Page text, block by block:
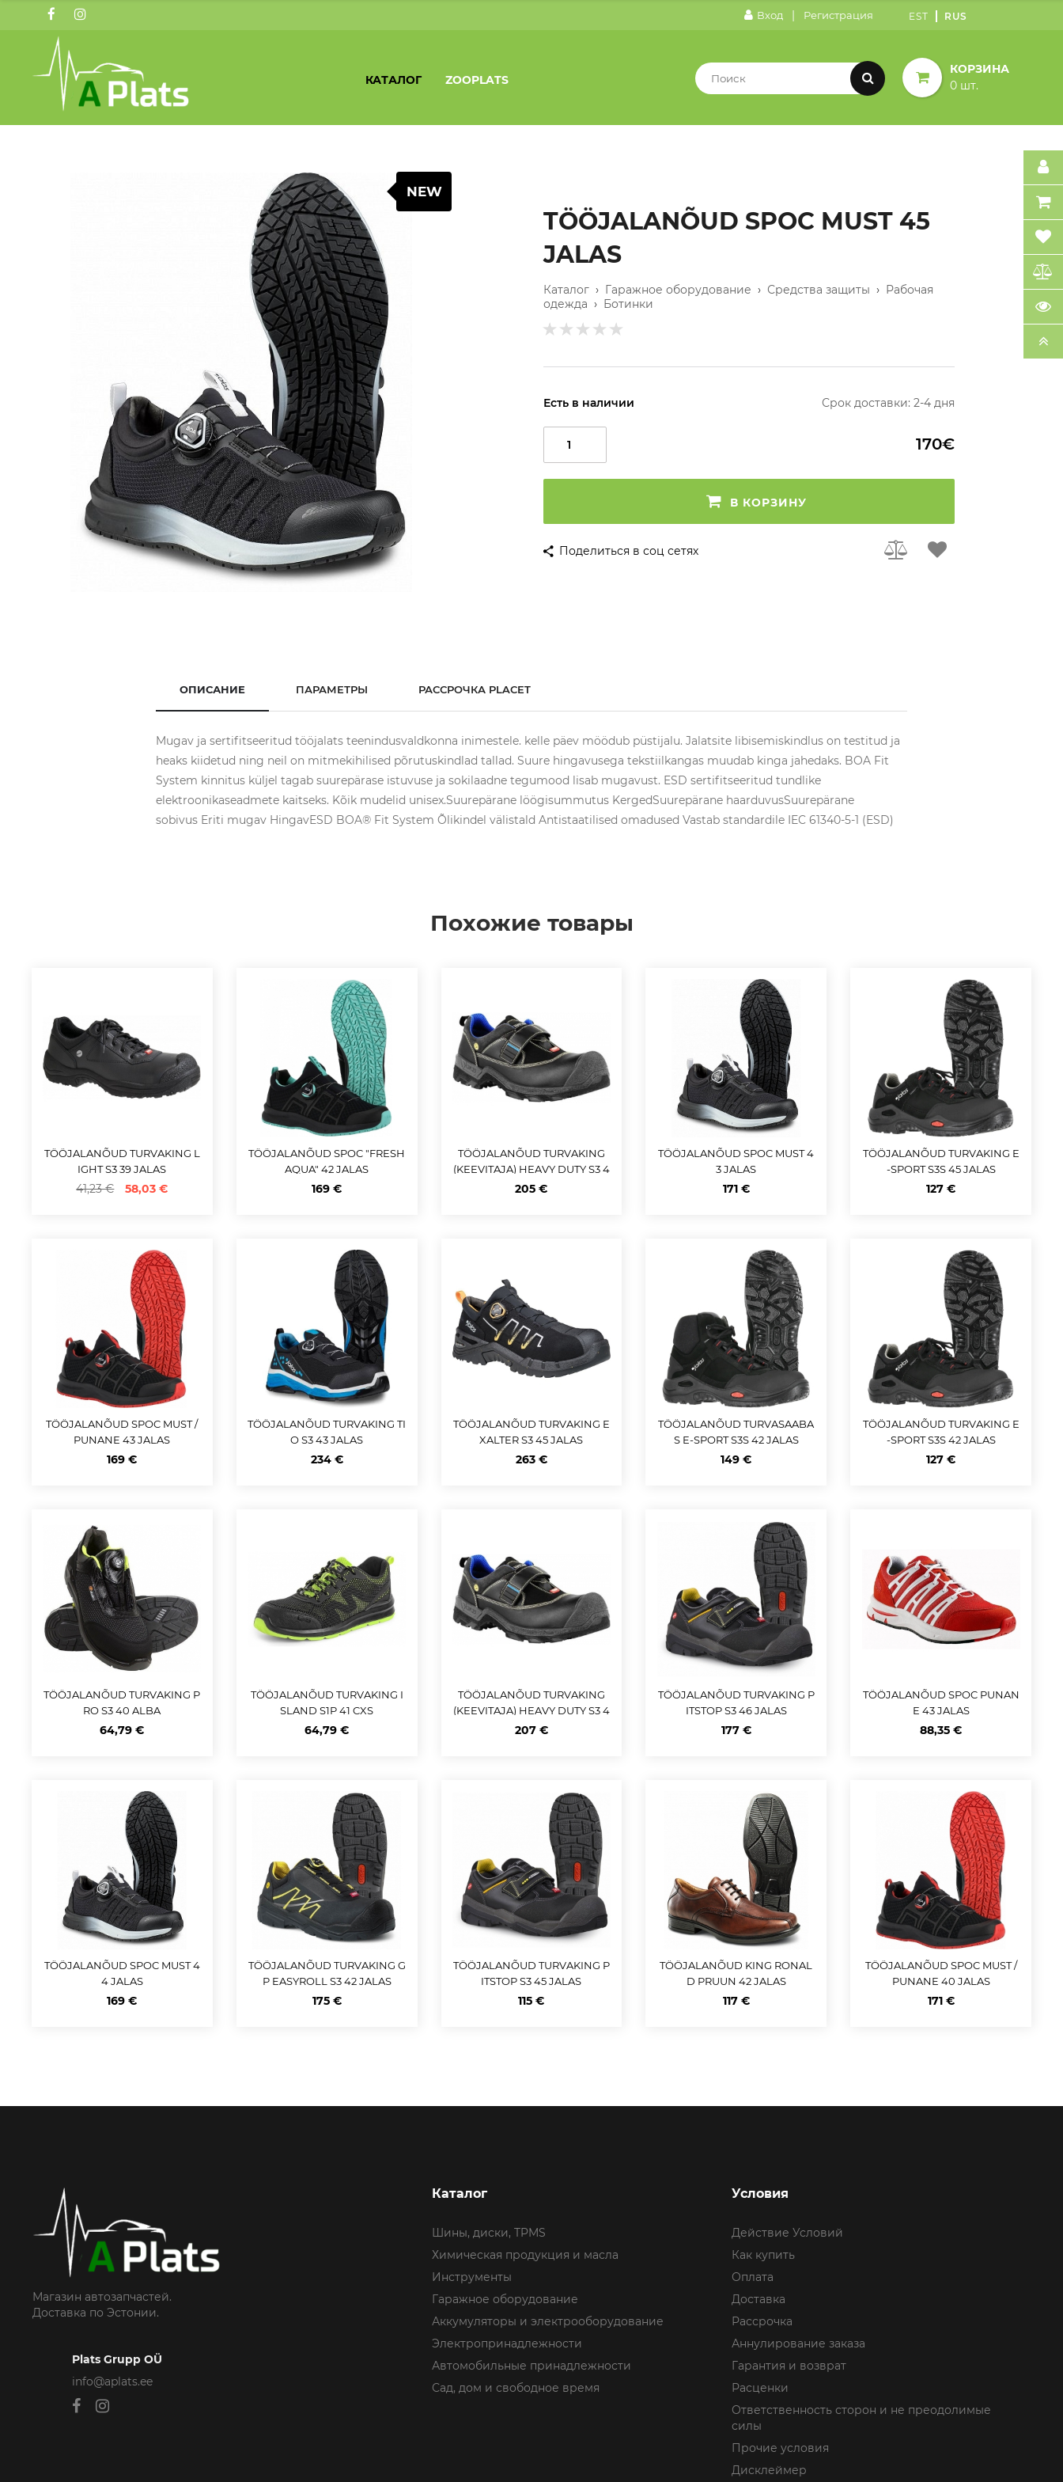
Вход | Регистрация EST RUS
КАТАЛОГ ZOOPLATS
КОРЗИНА
0 шт.
NEW
TÖÖJALANÕUD SPOC MUST 45
JALAS
Каталог › Гаражное оборудование › Средства защиты › Рабочая
одежда › Ботинки
Есть в наличии Срок доставки: 2-4 дня
170€
В КОРЗИНУ
Поделиться в соц сетях
ОПИСАНИЕ ПАРАМЕТРЫ РАССРОЧКА PLACET
Mugav ja sertifitseeritud tööjalats teenindusvaldkonna inimestele. kelle päev möödub püstijalu. Jalatsite libisemiskindlus on testitud ja
heaks kiidetud ning neil on mitmekihilised põrutuskindlad tallad. Suure hingavusega tekstiilkangas muudab kinga jahedaks. BOA Fit
System kinnitus küljel tagab suurepärase istuvuse ja sokilaadne tegumood lisab mugavust. ESD sertifitseeritud tundlike
elektroonikaseadmete kaitseks. Kõik mudelid unisex.Suurepärane löögisummutus KergedSuurepärane haarduvusSuurepärane
sobivus Eriti mugav HingavESD BOA® Fit System Õlikindel välistald Antistaatilised omadused Vastab standardile IEC 61340-5-1 (ESD)
Похожие товары
TÖÖJALANÕUD TURVAKING L
IGHT S3 39 JALAS
41,23 € 58,03 €
TÖÖJALANÕUD SPOC "FRESH
AQUA" 42 JALAS
169 €
TÖÖJALANÕUD TURVAKING
(KEEVITAJA) HEAVY DUTY S3 4
5 JALAS
205 €
TÖÖJALANÕUD SPOC MUST 4
3 JALAS
171 €
TÖÖJALANÕUD TURVAKING E
-SPORT S3S 45 JALAS
127 €
TÖÖJALANÕUD SPOC MUST /
PUNANE 43 JALAS
169 €
TÖÖJALANÕUD TURVAKING TI
O S3 43 JALAS
234 €
TÖÖJALANÕUD TURVAKING E
XALTER S3 45 JALAS
263 €
TÖÖJALANÕUD TURVASAABA
S E-SPORT S3S 42 JALAS
149 €
TÖÖJALANÕUD TURVAKING E
-SPORT S3S 42 JALAS
127 €
TÖÖJALANÕUD TURVAKING P
RO S3 40 ALBA
64,79 €
TÖÖJALANÕUD TURVAKING I
SLAND S1P 41 CXS
64,79 €
TÖÖJALANÕUD TURVAKING
(KEEVITAJA) HEAVY DUTY S3 4
4 JALAS
207 €
TÖÖJALANÕUD TURVAKING P
ITSTOP S3 46 JALAS
177 €
TÖÖJALANÕUD SPOC PUNAN
E 43 JALAS
88,35 €
TÖÖJALANÕUD SPOC MUST 4
4 JALAS
169 €
TÖÖJALANÕUD TURVAKING G
P EASYROLL S3 42 JALAS
175 €
TÖÖJALANÕUD TURVAKING P
ITSTOP S3 45 JALAS
115 €
TÖÖJALANÕUD KING RONAL
D PRUUN 42 JALAS
117 €
TÖÖJALANÕUD SPOC MUST /
PUNANE 40 JALAS
171 €
Магазин автозапчастей.
Доставка по Эстонии.
Plats Grupp OÜ
info@aplats.ee
Каталог
Шины, диски, TPMS
Химическая продукция и масла
Инструменты
Гаражное оборудование
Аккумуляторы и электрооборудование
Электропринадлежности
Автомобильные принадлежности
Сад, дом и свободное время
Условия
Действие Условий
Как купить
Оплата
Доставка
Рассрочка
Аннулирование заказа
Гарантия и возврат
Расценки
Ответственность сторон и не преодолимые
силы
Прочие условия
Дисклеймер